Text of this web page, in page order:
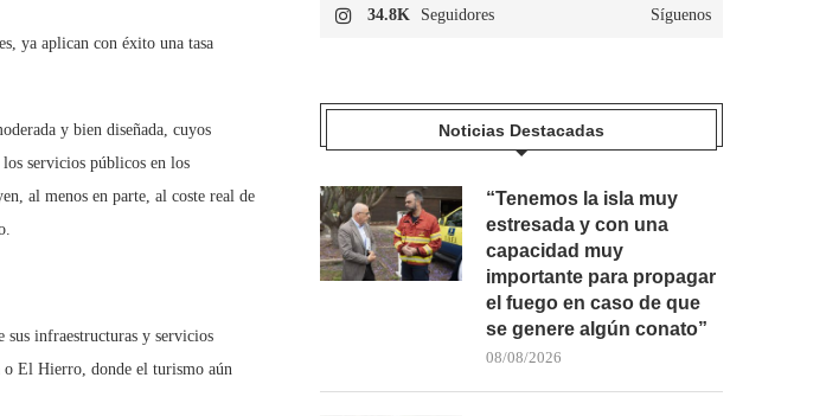
ya aplican con éxito una tasa
y bien diseñada, cuyos
servicios públicos en los
al menos en parte, al coste real de
infraestructuras y servicios
o El Hierro, donde el turismo aún
34.8K Seguidores Síguenos
Noticias Destacadas
“Tenemos la isla muy
estresada y con una
capacidad muy
importante para propagar
el fuego en caso de que
se genere algún conato”
08/08/2026